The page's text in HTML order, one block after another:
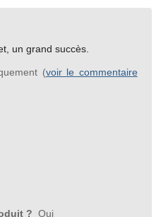
un grand succès.
(voir le commentaire
? Oui